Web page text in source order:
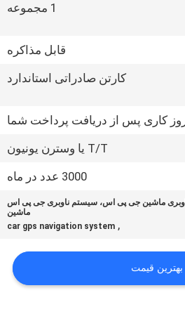
1 مجموعه
قابل مذاکره
کارتن صادراتی استاندارد
T/T یا وسترن یونیون
3000 عدد در ماه
ماشین جی پی اس، سیستم ناوبری جی پی اس
ماشین
,
car gps navigation system
بهترین قیمت